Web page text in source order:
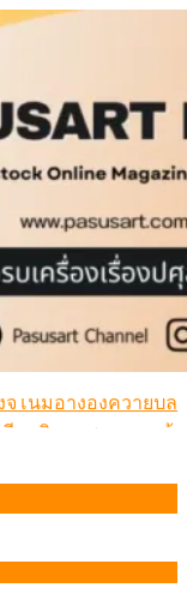
ท/แผง เริ่ม 7 ส.ค.69
จีโนมอ้างอิงควายปลั
ทีมบริหารชุดแรก แล้
ลังราคาหมูที่สังคมไม่